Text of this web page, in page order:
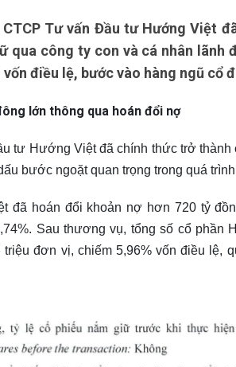
Tư vấn Đầu tư Hướng Việt
qua công ty con và cá nhân lãnh
vốn điều lệ, bước vào hàng ngũ cổ
lớn thông qua hoán đổi nợ
tư Hướng Việt đã chính thức trở
bước ngoặt quan trọng trong quá
đã hoán đổi khoản nợ hơn 720 tỷ
Sau thương vụ, tổng số cổ phần
đơn vị, chiếm 5,96% vốn điều lệ,